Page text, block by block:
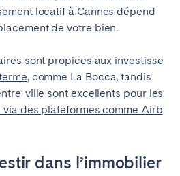
locatif à Cannes dépend
de votre bien.
sont propices aux investisse
, comme La Bocca, tandis
ville sont excellents pour les
des plateformes comme Airb
dans l’immobilier